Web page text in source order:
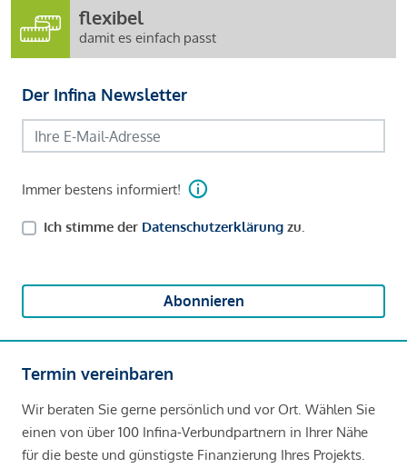
flexibel
damit es einfach passt
Der Infina Newsletter
Immer bestens informiert!
Ich stimme der Datenschutzerklärung zu.
Abonnieren
Termin vereinbaren
Wir beraten Sie gerne persönlich und vor Ort. Wählen Sie
einen von über 100 Infina-Verbundpartnern in Ihrer Nähe
für die beste und günstigste Finanzierung Ihres Projekts.